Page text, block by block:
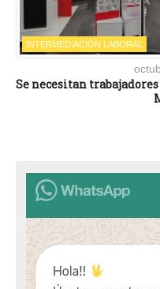
INTERMEDIACIÓN LABORAL
Se necesitan